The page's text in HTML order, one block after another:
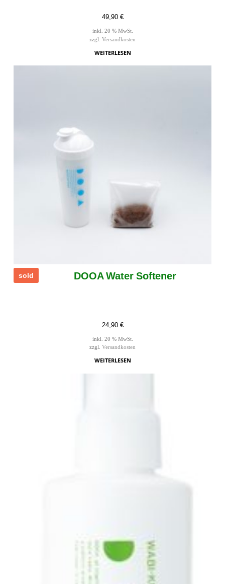
49,90 €
inkl. 20 % MwSt.
zzgl. Versandkosten
WEITERLESEN
sold DOOA Water Softener
24,90 €
inkl. 20 % MwSt.
zzgl. Versandkosten
WEITERLESEN